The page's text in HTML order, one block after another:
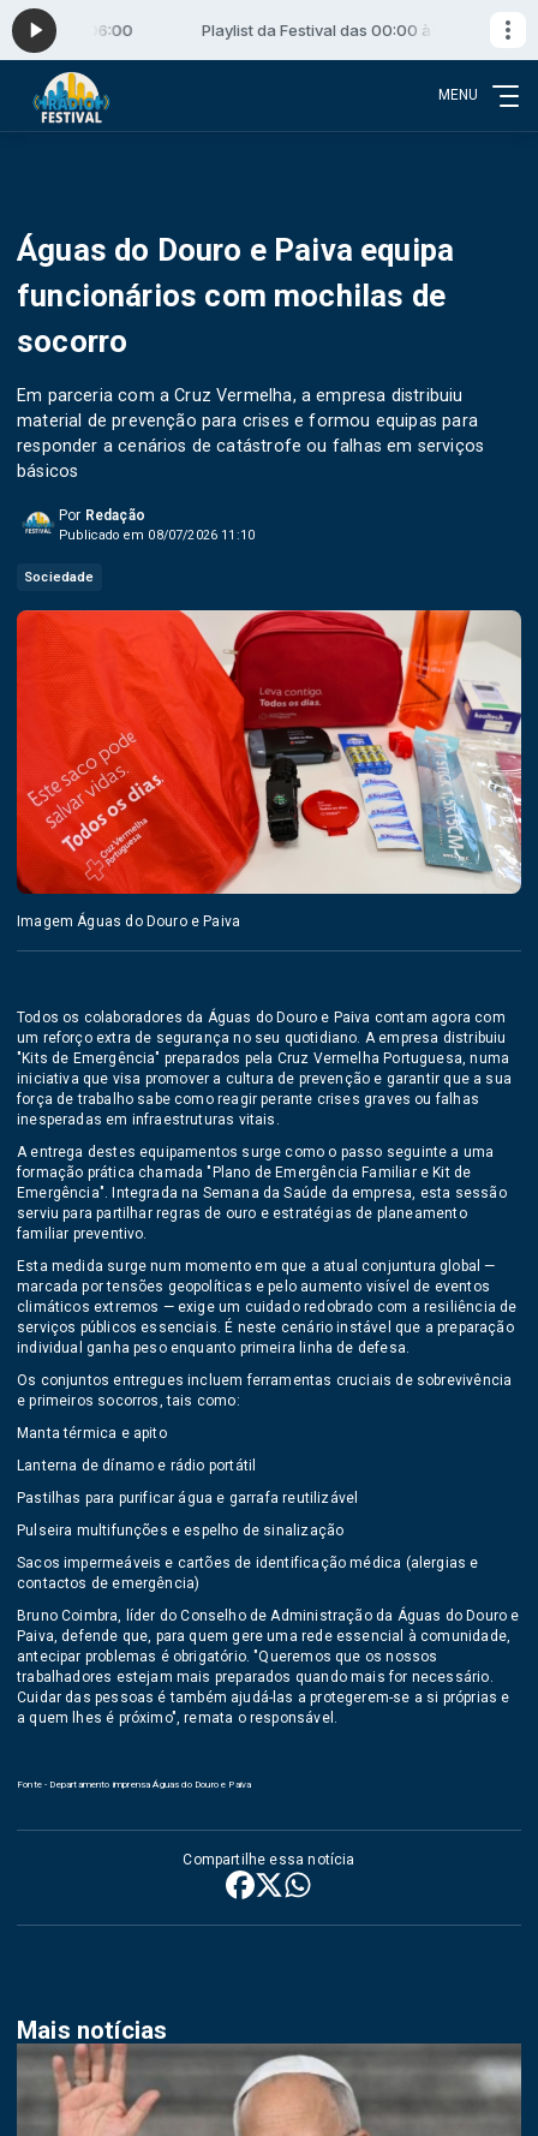
às 06:00 Playlist da Festival das 00:00 às 06:00
MENU
Águas do Douro e Paiva equipa
funcionários com mochilas de
socorro
Em parceria com a Cruz Vermelha, a empresa distribuiu
material de prevenção para crises e formou equipas para
responder a cenários de catástrofe ou falhas em serviços
básicos
Por Redação
Publicado em 08/07/2026 11:10
Sociedade
Imagem Águas do Douro e Paiva
Todos os colaboradores da Águas do Douro e Paiva contam agora com
um reforço extra de segurança no seu quotidiano. A empresa distribuiu
"Kits de Emergência" preparados pela Cruz Vermelha Portuguesa, numa
iniciativa que visa promover a cultura de prevenção e garantir que a sua
força de trabalho sabe como reagir perante crises graves ou falhas
inesperadas em infraestruturas vitais.
A entrega destes equipamentos surge como o passo seguinte a uma
formação prática chamada "Plano de Emergência Familiar e Kit de
Emergência". Integrada na Semana da Saúde da empresa, esta sessão
serviu para partilhar regras de ouro e estratégias de planeamento
familiar preventivo.
Esta medida surge num momento em que a atual conjuntura global —
marcada por tensões geopolíticas e pelo aumento visível de eventos
climáticos extremos — exige um cuidado redobrado com a resiliência de
serviços públicos essenciais. É neste cenário instável que a preparação
individual ganha peso enquanto primeira linha de defesa.
Os conjuntos entregues incluem ferramentas cruciais de sobrevivência
e primeiros socorros, tais como:
Manta térmica e apito
Lanterna de dínamo e rádio portátil
Pastilhas para purificar água e garrafa reutilizável
Pulseira multifunções e espelho de sinalização
Sacos impermeáveis e cartões de identificação médica (alergias e
contactos de emergência)
Bruno Coimbra, líder do Conselho de Administração da Águas do Douro e
Paiva, defende que, para quem gere uma rede essencial à comunidade,
antecipar problemas é obrigatório. "Queremos que os nossos
trabalhadores estejam mais preparados quando mais for necessário.
Cuidar das pessoas é também ajudá-las a protegerem-se a si próprias e
a quem lhes é próximo", remata o responsável.
Fonte - Departamento imprensa Águas do Douro e Paiva
Compartilhe essa notícia
Mais notícias